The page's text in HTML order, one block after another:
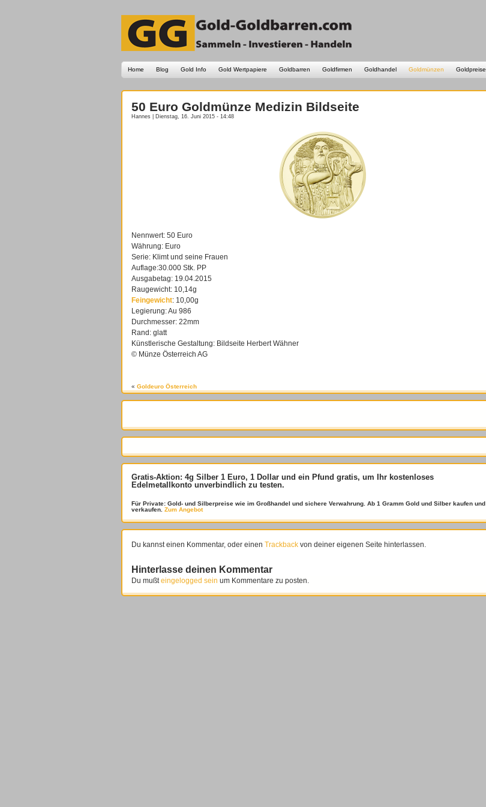
Home Blog Gold Info Gold Wertpapiere Goldbarren Goldfirmen Goldhandel Goldmünzen Goldpreise
50 Euro Goldmünze Medizin Bildseite
Hannes | Dienstag, 16. Juni 2015 - 14:48
Nennwert: 50 Euro
Währung: Euro
Serie: Klimt und seine Frauen
Auflage:30.000 Stk. PP
Ausgabetag: 19.04.2015
Raugewicht: 10,14g
Feingewicht: 10,00g
Legierung: Au 986
Durchmesser: 22mm
Rand: glatt
Künstlerische Gestaltung: Bildseite Herbert Wähner
© Münze Österreich AG
« Goldeuro Österreich
Gratis-Aktion: 4g Silber 1 Euro, 1 Dollar und ein Pfund gratis, um Ihr kostenloses
Edelmetallkonto unverbindlich zu testen.
Für Private: Gold- und Silberpreise wie im Großhandel und sichere Verwahrung. Ab 1 Gramm Gold und Silber kaufen und
verkaufen. Zum Angebot
Du kannst einen Kommentar, oder einen Trackback von deiner eigenen Seite hinterlassen.
Hinterlasse deinen Kommentar
Du mußteingelogged sein um Kommentare zu posten.